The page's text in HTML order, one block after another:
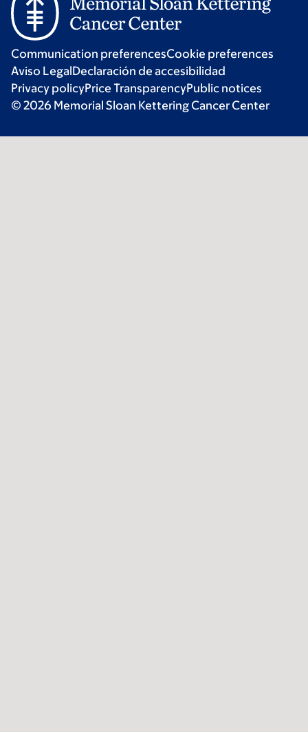
Communication preferencesCookie preferences
Aviso LegalDeclaración de accesibilidad
Privacy policyPrice TransparencyPublic notices
© 2026 Memorial Sloan Kettering Cancer Center